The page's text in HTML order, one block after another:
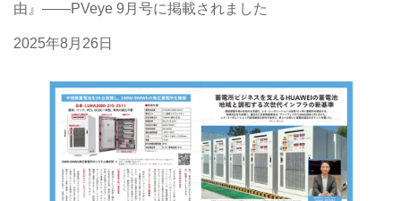
由』――PVeye 9月号に掲載されました
2025年8月26日